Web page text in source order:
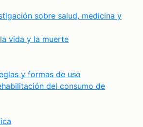
sobre salud, medicina y
vida y la muerte
y formas de uso
del consumo de